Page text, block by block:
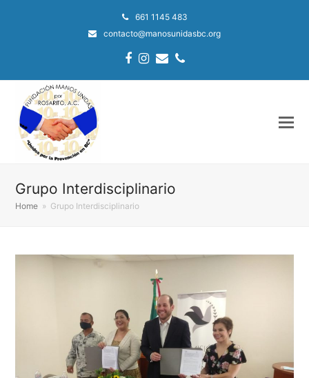
661 1145 483
contacto@manosunidasbc.org
Facebook
Instagram
EmailPhone
Grupo Interdisciplinario
Home » Grupo Interdisciplinario